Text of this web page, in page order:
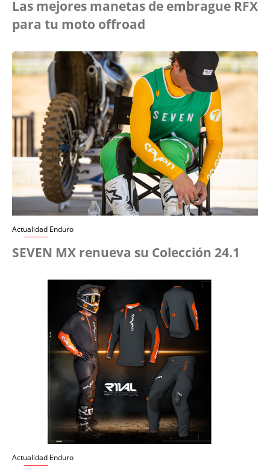
Las mejores manetas de embrague RFX
para tu moto offroad
Actualidad Enduro
SEVEN MX renueva su Colección 24.1
Actualidad Enduro